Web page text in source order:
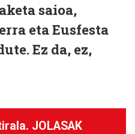
saioa,
eta Eusfesta
Ez da, ez,
JOLASAK